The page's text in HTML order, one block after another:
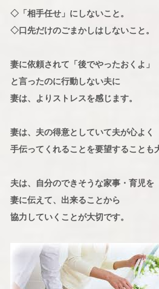
◇「相手任せ」にしないこと。
◇口先だけのごまかしはしないこと。
妻に依頼されて「後でやったおくよ」
と言ったのに行動しない夫に
妻は、よりストレスを感じます。
妻は、夫の得意としていて夫が心よく
手伝ってくれることを要望することも
夫は、自分のできそうな家事・育児を
妻に伝えて、出来ることから
協力していくことが大切です。